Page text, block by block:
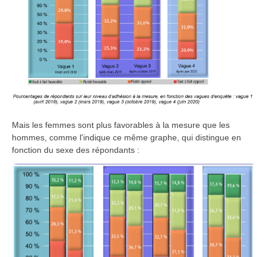
Mais les femmes sont plus favorables à la mesure que les
hommes, comme l'indique ce même graphe, qui distingue en
fonction du sexe des répondants :